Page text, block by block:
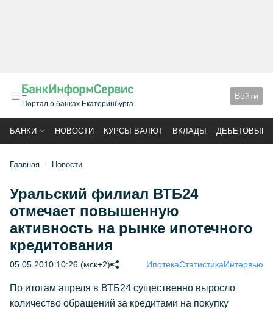
Портал о банках Екатеринбурга
Войти
БАНКИ НОВОСТИ КУРСЫ ВАЛЮТ ВКЛАДЫ ДЕБЕТОВЫЕ
Главная Новости
Уральский филиал ВТБ24
отмечает повышенную
активность на рынке ипотечного
кредитования
05.05.2010 10:26 (мск+2) ИпотекаСтатистикаИнтервью
По итогам апреля в ВТБ24 существенно выросло
количество обращений за кредитами на покупку